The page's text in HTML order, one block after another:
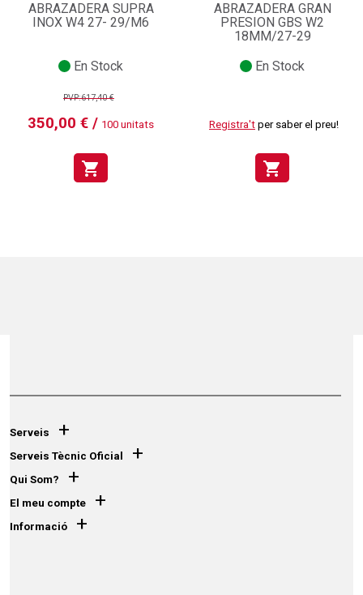
ABRAZADERA SUPRA
INOX W4 27- 29/M6
En Stock
PVP:617,40 €
350,00 € / 100 unitats
shopping_cart
ABRAZADERA GRAN
PRESION GBS W2
18MM/27-29
En Stock
Registra't per saber el preu!
shopping_cart
Serveis +
Serveis Tècnic Oficial +
Qui Som? +
El meu compte +
Informació +